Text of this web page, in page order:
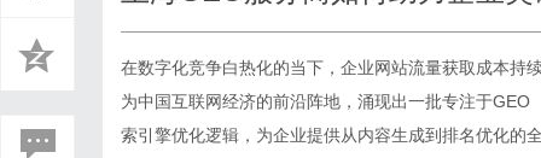
在数字化竞争白热化的当下，企业网站流量获取成本持
为中国互联网经济的前沿阵地，涌现出一批专注于
索引擎优化逻辑，为企业提供从内容生成到排名优化的